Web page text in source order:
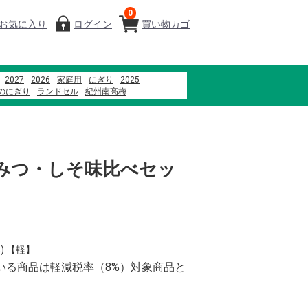
買い物カゴ
0
気に入り ログイン
2027 2026 家庭用 にぎり
2025
にぎり
ランドセル
紀州南高梅
つ・しそ味比べセッ
軽】
商品は軽減税率（8%）対象商品と